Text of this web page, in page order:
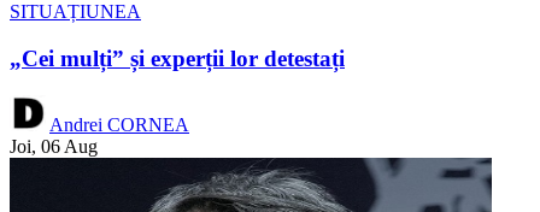
SITUAȚIUNEA
„Cei mulți” și experții lor detestați
Andrei CORNEA
Joi, 06 Aug